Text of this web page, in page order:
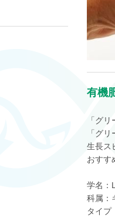
有機
「グ
「グ
生長ス
おすす
学名：
科属：
タイプ